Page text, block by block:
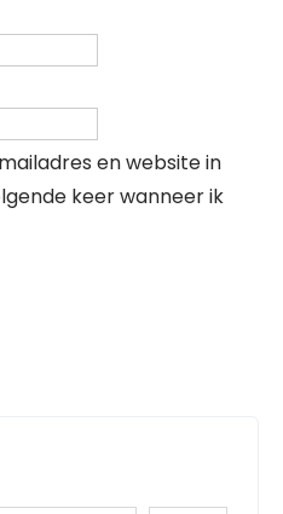
en website in
keer wanneer ik